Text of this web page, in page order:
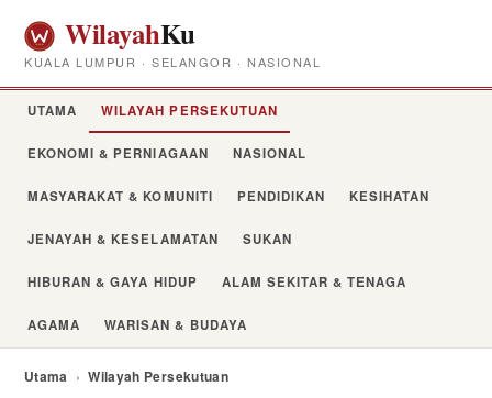
WilayahKu
KUALA LUMPUR · SELANGOR · NASIONAL
UTAMA WILAYAH PERSEKUTUAN
EKONOMI & PERNIAGAAN NASIONAL
MASYARAKAT & KOMUNITI PENDIDIKAN KESIHATAN
JENAYAH & KESELAMATAN SUKAN
HIBURAN & GAYA HIDUP ALAM SEKITAR & TENAGA
AGAMA WARISAN & BUDAYA
Utama › Wilayah Persekutuan